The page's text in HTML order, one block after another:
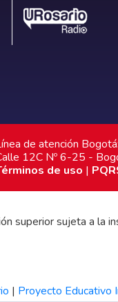
de atención
12C Nº 6-25 -
de uso |
superior sujeta a la
| Proyecto Educativo